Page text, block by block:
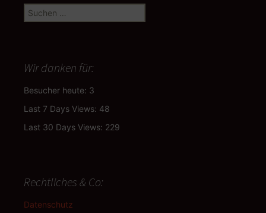
Suchen
nach:
Wir danken für:
Besucher heute: 3
Last 7 Days Views: 48
Last 30 Days Views: 229
Rechtliches & Co:
Datenschutz